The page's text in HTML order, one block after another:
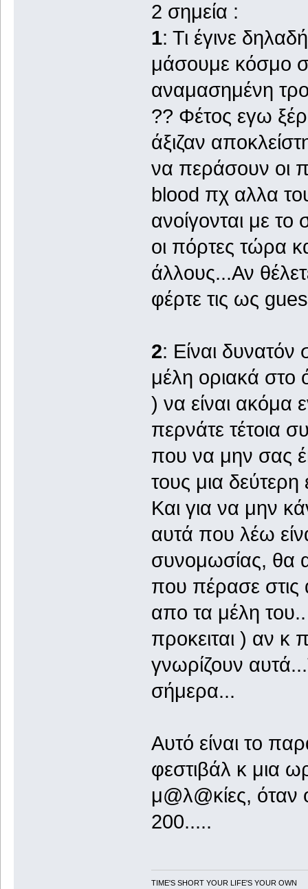
2 σημεία :
1: Τι έγινε
μάσουμε κόσμο
αναμασημένη
?? Φέτος εγω
άξιζαν
να περάσουν οι
blood πχ αλλα
ανοίγονται με το
οι πόρτες τώρα
άλλους...Αν
φέρτε τις ως
2: Είναι
μέλη οριακά στο
) να είναι ακόμα
περνάτε τέτοια
που να μην σας
τους μια δεύτερη
Και για να μην
αυτά που λέω
συνομωσίας, θα
που πέρασε στις
απο τα μέλη
προκειται ) αν κ
γνωρίζουν
σήμερα...
Αυτό είναι το
φεστιβάλ κ μια
μ@λ@κίες, όταν
200.....
TIME'S SHORT YOUR LIFE'S YOUR OWN